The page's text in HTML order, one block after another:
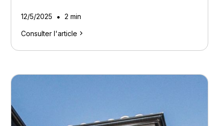
12/5/2025 • 2 min
Consulter l'article